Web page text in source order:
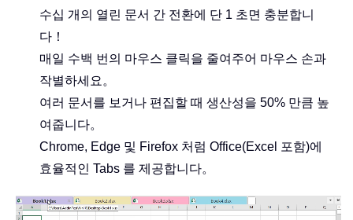
수십 개의 열린 문서 간 전환에 단 1 초면 충분합니
다！
매일 수백 번의 마우스 클릭을 줄여주어 마우스 손과
작별하세요。
여러 문서를 보거나 편집할 때 생산성을 50% 만큼 높
여줍니다。
Chrome, Edge 및 Firefox 처럼 Office(Excel 포함)에
효율적인 Tabs 를 제공합니다。